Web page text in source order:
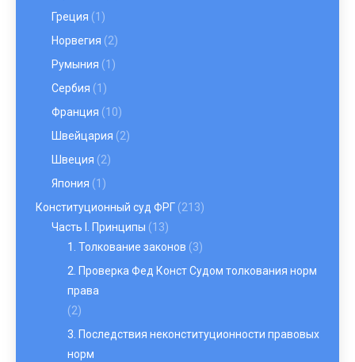
Греция (1)
Норвегия (2)
Румыния (1)
Сербия (1)
Франция (10)
Швейцария (2)
Швеция (2)
Япония (1)
Конституционный суд ФРГ (213)
Часть I. Принципы (13)
1. Толкование законов (3)
2. Проверка Фед Конст Судом толкования норм
права
(2)
3. Последствия неконституционности правовых
норм